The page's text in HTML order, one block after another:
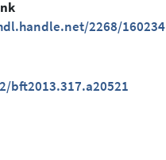
2268/160234
bft2013.317.a20521